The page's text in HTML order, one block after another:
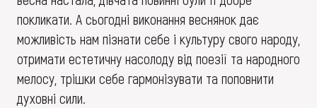
покликати. А сьогодні виконання веснянок дає
можливість нам пізнати себе і культуру свого народу,
отримати естетичну насолоду від поезії та народного
мелосу, трішки себе гармонізувати та поповнити
духовні сили.